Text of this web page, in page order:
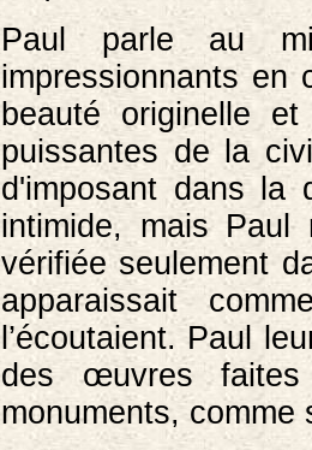
Paul parle au
impressionnants en
beauté originelle
puissantes de la
d'imposant dans la
intimide, mais Paul
vérifiée seulement
apparaissait
l’écoutaient. Paul
des œuvres
monuments, comme